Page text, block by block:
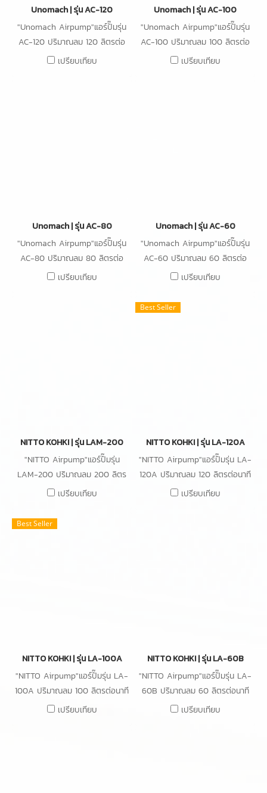
Unomach | รุ่น AC-120
"Unomach Airpump"แอร์ปั๊มรุ่น
AC-120 ปริมาณลม 120 ลิตรต่อ
นาที ความดัน 15kPa กำลังไฟ
เปรียบเทียบ
Unomach | รุ่น AC-100
"Unomach Airpump"แอร์ปั๊มรุ่น
AC-100 ปริมาณลม 100 ลิตรต่อ
นาที ความดัน 15kPa กำลังไฟ
เปรียบเทียบ
Unomach | รุ่น AC-80
"Unomach Airpump"แอร์ปั๊มรุ่น
AC-80 ปริมาณลม 80 ลิตรต่อ
นาที ความดัน 15kPa กำลังไฟ
เปรียบเทียบ
Unomach | รุ่น AC-60
"Unomach Airpump"แอร์ปั๊มรุ่น
AC-60 ปริมาณลม 60 ลิตรต่อ
นาที ความดัน 12kPa กำลังไฟ
เปรียบเทียบ
NITTO KOHKI | รุ่น LAM-200
"NITTO Airpump"แอร์ปั๊มรุ่น
LAM-200 ปริมาณลม 200 ลิตร
ต่อนาที ความดัน 0.20 bar กำลัง
เปรียบเทียบ
Best Seller
NITTO KOHKI | รุ่น LA-120A
"NITTO Airpump"แอร์ปั๊มรุ่น LA-
120A ปริมาณลม 120 ลิตรต่อนาที
ความดัน 0.18 bar กำลังไฟ 130W
เปรียบเทียบ
Best Seller
NITTO KOHKI | รุ่น LA-100A
"NITTO Airpump"แอร์ปั๊มรุ่น LA-
100A ปริมาณลม 100 ลิตรต่อนาที
ความดัน 0.15 bar กำลังไฟ 100W
เปรียบเทียบ
NITTO KOHKI | รุ่น LA-60B
"NITTO Airpump"แอร์ปั๊มรุ่น LA-
60B ปริมาณลม 60 ลิตรต่อนาที
ความดัน 0.15 bar กำลังไฟ 64W
เปรียบเทียบ